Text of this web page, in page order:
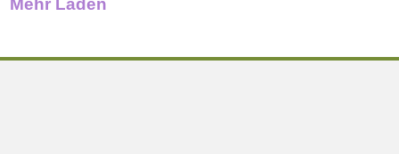
Mehr Laden